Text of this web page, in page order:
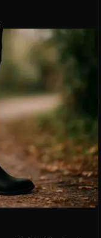
trips from
Elbilsgurun.